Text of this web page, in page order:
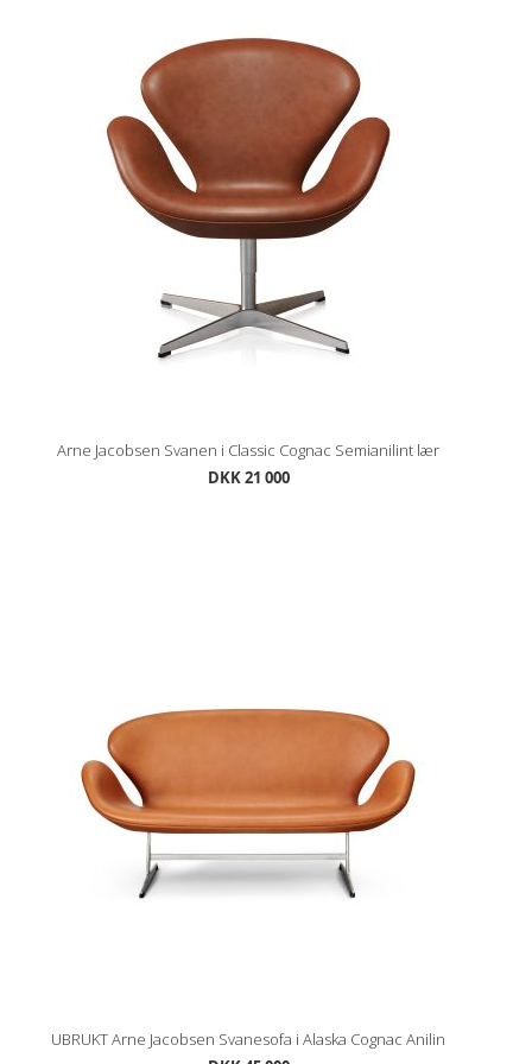
Arne Jacobsen Svanen i Classic Cognac Semianilint lær
DKK 21 000
UBRUKT Arne Jacobsen Svanesofa i Alaska Cognac Anilin